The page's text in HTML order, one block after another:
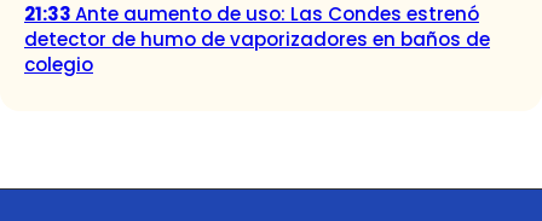
21:33Ante aumento de uso: Las Condes estrenó
detector de humo de vaporizadores en baños de
colegio